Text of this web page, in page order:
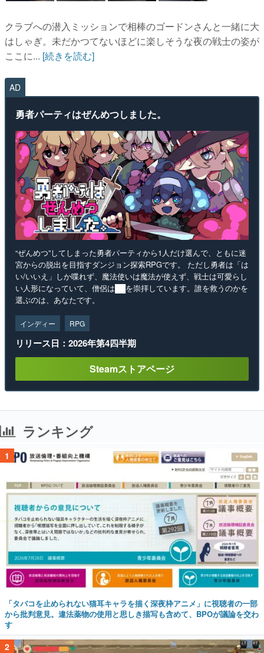
クラブへの潜入ミッションで相棒のゴードンさんと一緒に大
はしゃぎ。未だかつてないほどに楽しそうな夜の戦士の姿が
ここに... [続きを読む]
AD
勇者パーティはぜんめつしました。
“ぜんめつ”してしまった勇者パーティから1人だけ選んで、ともに迷
宮からの脱出を目指すダンジョン探索RPGです。 ただし勇者は「は
い/いいえ」しか喋れず、魔法使いは魔法が使えず、戦士は可愛らし
い人形になっていて、僧侶は██を崇拝しています。誰を救うのかを
選ぶのは、あなたです。
インディー RPG
リリース日：2026年第4四半期
Steamストアページ
ランキング
1
「タバコを止められない猫耳キャラを描く深夜枠アニメ」に視聴者の一部
から批判意見。違法薬物の使用と思しき描写も含めて、BPOが議論を交わ
す
2